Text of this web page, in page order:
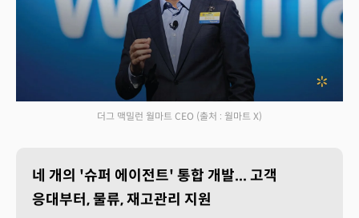
더그 맥밀런 월마트 CEO (출처 : 월마트 X)
네 개의 '슈퍼 에이전트' 통합 개발... 고객
응대부터, 물류, 재고관리 지원